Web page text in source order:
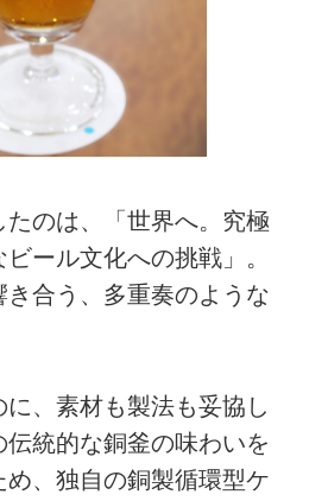
のは、「世界へ。究極
ール文化への挑戦」。
合う、多重奏のような
、素材も製法も妥協し
統的な銅釜の味わいを
、独自の銅製循環型ケ